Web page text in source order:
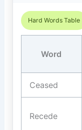
Hard Words Table
Word
Ceased
Recede